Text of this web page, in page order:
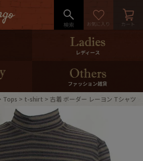
500pt＆10％Offクーポンプレゼン
10％0ffクーポンプレゼント
マイページ
レディース
ファッション雑貨
Tops t-shirt 古着 ボーダー レーヨン Tシャツ